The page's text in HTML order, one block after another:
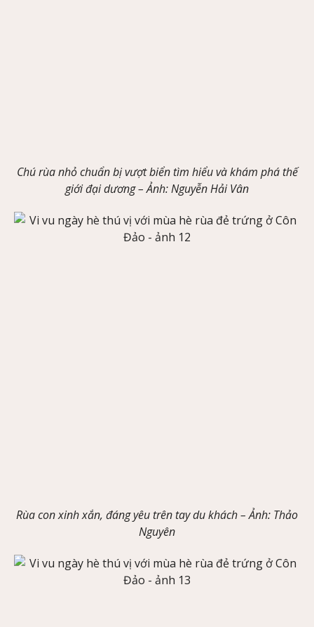
Chú rùa nhỏ chuẩn bị vượt biển tìm hiểu và khám phá thế
giới đại dương –Ảnh: Nguyễn Hải Vân
Rùa con xinh xắn, đáng yêu trên tay du khách –Ảnh: Thảo
Nguyên